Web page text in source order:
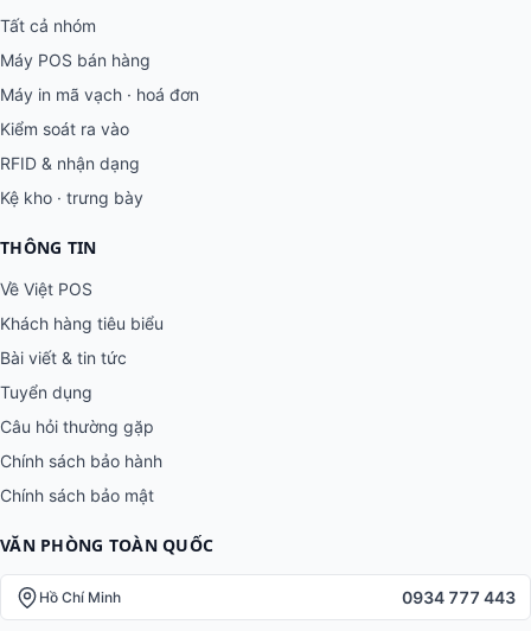
Tất cả nhóm
Máy POS bán hàng
Máy in mã vạch · hoá đơn
Kiểm soát ra vào
RFID & nhận dạng
Kệ kho · trưng bày
THÔNG TIN
Về Việt POS
Khách hàng tiêu biểu
Bài viết & tin tức
Tuyển dụng
Câu hỏi thường gặp
Chính sách bảo hành
Chính sách bảo mật
VĂN PHÒNG TOÀN QUỐC
Hồ Chí Minh 0934 777 443